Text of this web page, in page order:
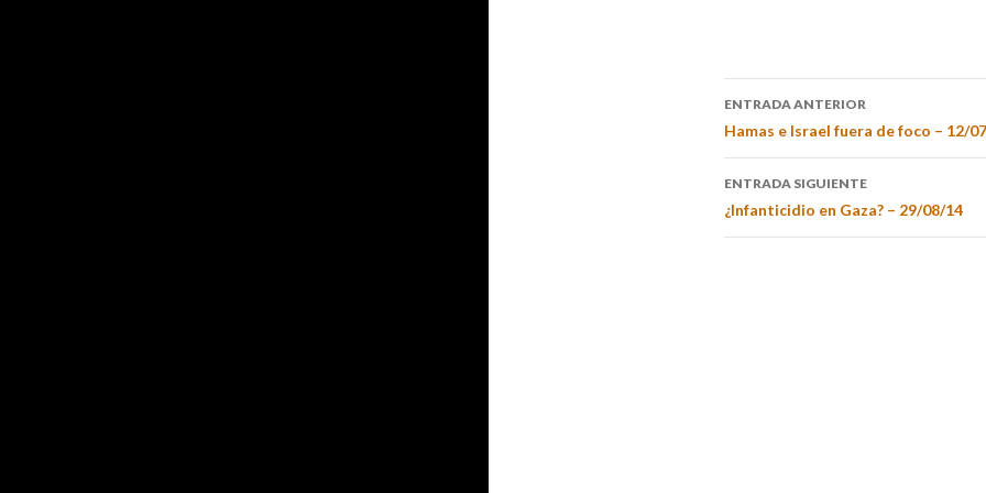
ENTRADA ANTERIOR
Hamas e Israel fuera de foco – 12/
ENTRADA SIGUIENTE
¿Infanticidio en Gaza? – 29/08/14